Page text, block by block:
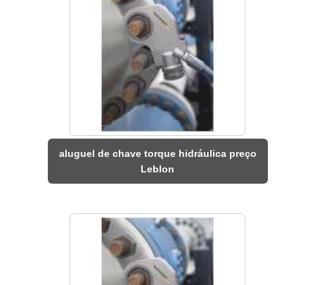
aluguel de chave torque hidráulica preço
Leblon